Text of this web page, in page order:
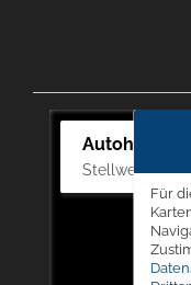
Autohaus
Stellwerk 5,
Für